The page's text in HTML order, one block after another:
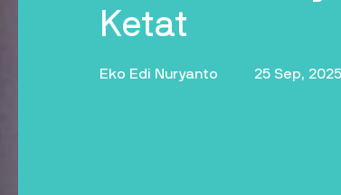
Ketat
Eko Edi Nuryanto 25 Sep, 2025